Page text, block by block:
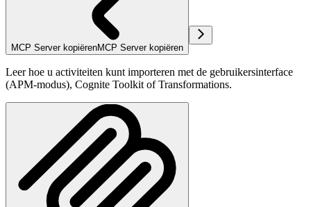
MCP Server kopiërenMCP Server kopiëren
Leer hoe u activiteiten kunt importeren met de gebruikersinterface
(APM-modus), Cognite Toolkit of Transformations.